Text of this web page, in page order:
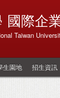
國際企
Taiwan
生園地 招生資訊